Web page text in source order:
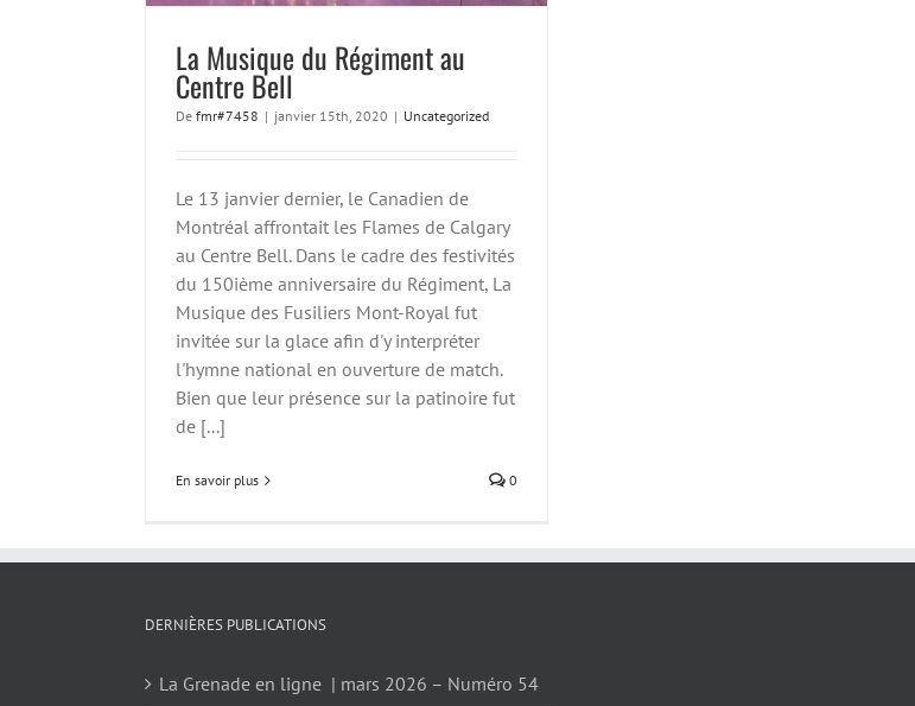
La Musique du Régiment au
Centre Bell
De fmr#7458 | janvier 15th, 2020 | Uncategorized
Le 13 janvier dernier, le Canadien de
Montréal affrontait les Flames de Calgary
au Centre Bell. Dans le cadre des festivités
du 150ième anniversaire du Régiment, La
Musique des Fusiliers Mont-Royal fut
invitée sur la glace afin d'y interpréter
l'hymne national en ouverture de match.
Bien que leur présence sur la patinoire fut
de [...]
En savoir plus 0
DERNIÈRES PUBLICATIONS
La Grenade en ligne | mars 2026 – Numéro 54